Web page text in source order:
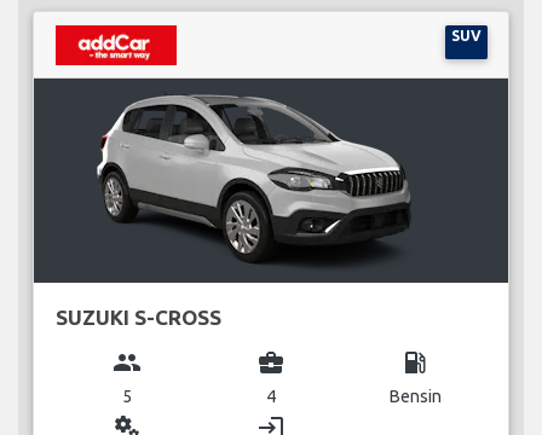
SUV
SUZUKI S-CROSS
group
5
business_center
4
local_gas_station
Bensin
miscellaneous_services login